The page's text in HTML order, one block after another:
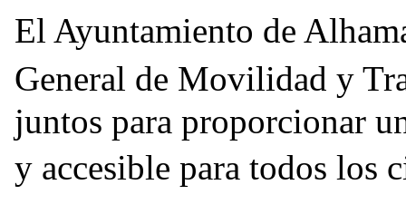
El Ayuntamiento de
General de Movilidad y
juntos para proporcionar
y accesible para todos los